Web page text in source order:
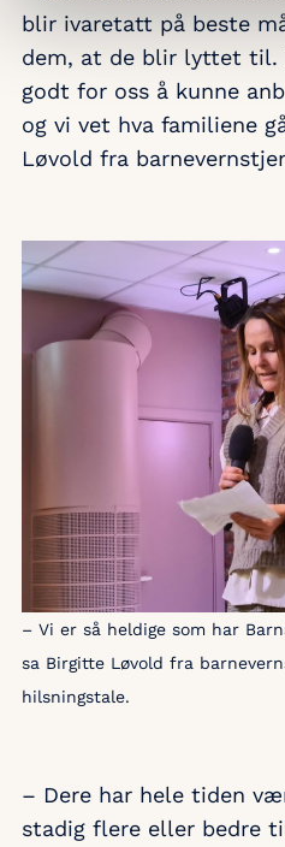
blir ivaretatt på beste
dem, at de blir lyttet til.
godt for oss å kunne
og vi vet hva familiene
Løvold fra
– Vi er så heldige som har
sa Birgitte Løvold fra
hilsningstale.
– Dere har hele tiden
stadig flere eller bedre